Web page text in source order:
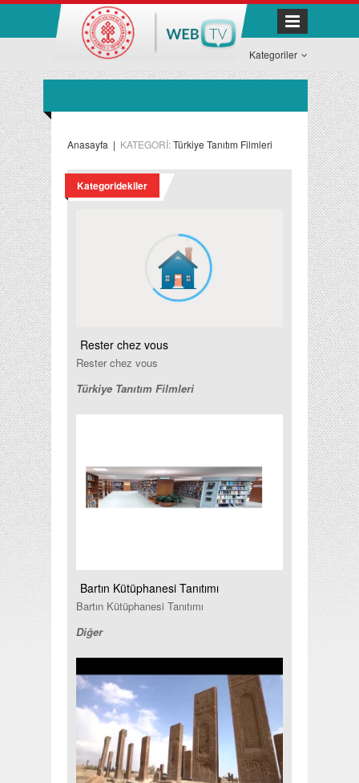
Kategoriler
Anasayfa | KATEGORİ:Türkiye Tanıtım Filmleri
Kategoridekiler
Rester chez vous
Rester chez vous
Türkiye Tanıtım Filmleri
Bartın Kütüphanesi Tanıtımı
Bartın Kütüphanesi Tanıtımı
Diğer